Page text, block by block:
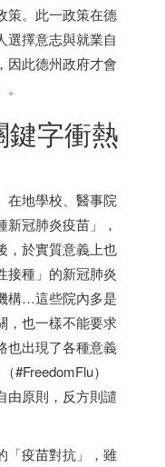
策。此一政策在德
選擇意志與就業自
因此德州政府才會
鍵字衝熱
在地學校、醫事院
冠肺炎疫苗」，
，於實質意義上也
接種」的新冠肺炎
構…這些院內多是
，也一樣不能要求
也出現了各種意義
）
原則，反方則譴
「疫苗對抗」，雖